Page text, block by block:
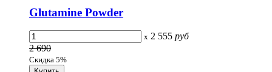
Glutamine Powder
x 2 555 руб
2 690
Скидка 5%